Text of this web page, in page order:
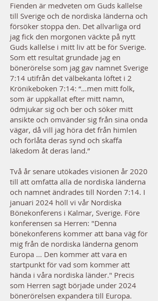
Fienden är medveten om Guds kallelse
till Sverige och de nordiska länderna och
försöker stoppa den. Det allvarliga ord
jag fick den morgonen väckte på nytt
Guds kallelse i mitt liv att be för Sverige.
Som ett resultat grundade jag en
bönerörelse som jag gav namnet Sverige
7:14 utifrån det välbekanta löftet i 2
Krönikeboken 7:14: “…men mitt folk,
som är uppkallat efter mitt namn,
ödmjukar sig och ber och söker mitt
ansikte och omvänder sig från sina onda
vägar, då vill jag höra det från himlen
och förlåta deras synd och skaffa
läkedom åt deras land.”
Två år senare utökades visionen år 2020
till att omfatta alla de nordiska länderna
och namnet ändrades till Norden 7:14. I
januari 2024 höll vi vår Nordiska
Bönekonferens i Kalmar, Sverige. Före
konferensen sa Herren: "Denna
bönekonferens kommer att bana väg för
mig från de nordiska länderna genom
Europa ... Den kommer att vara en
startpunkt för vad som kommer att
hända i våra nordiska länder." Precis
som Herren sagt började under 2024
bönerörelsen expandera till Europa.